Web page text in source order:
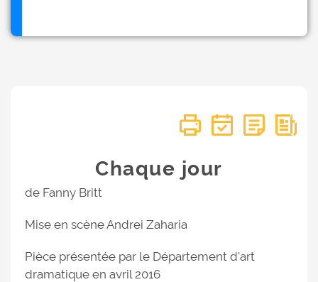
Chaque jour
de Fanny Britt
Mise en scène Andrei Zaharia
Pièce présentée par le Département d'art
dramatique en avril 2016